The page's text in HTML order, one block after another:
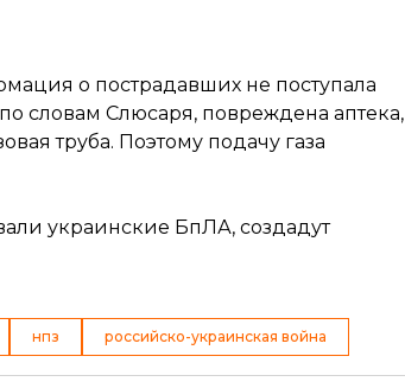
о пострадавших не поступала
словам Слюсаря, повреждена аптека,
труба. Поэтому подачу газа
украинские БпЛА, создадут
нпз российско-украинская война